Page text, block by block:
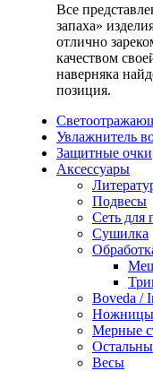
Все
запаха»
отлично
качеством
наверняка
позиция.
Увлажнитель
Защитные очки
Аксессуары
Подвесы
Сеть для
Сушилка
Boveda /
Мерные
Весы